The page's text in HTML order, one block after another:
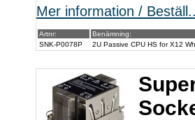
Mer information /
Artnr:
Benämning:
SNK-P0078P
2U Passive CPU HS for X12